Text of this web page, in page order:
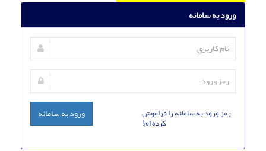
ورود به سامانه
رمز ورود به سامانه را فراموش
کرده ام!
ورود به سامانه